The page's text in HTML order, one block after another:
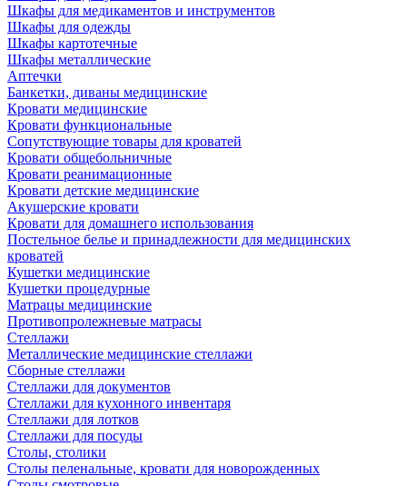
Шкафы для медикаментов и инструментов
Шкафы для одежды
Шкафы картотечные
Шкафы металлические
Аптечки
Банкетки, диваны медицинские
Кровати медицинские
Кровати функциональные
Сопутствующие товары для кроватей
Кровати общебольничные
Кровати реанимационные
Кровати детские медицинские
Акушерские кровати
Кровати для домашнего использования
Постельное белье и принадлежности для медицинских
кроватей
Кушетки медицинские
Кушетки процедурные
Матрацы медицинские
Противопролежневые матрасы
Стеллажи
Металлические медицинские стеллажи
Сборные стеллажи
Стеллажи для документов
Стеллажи для кухонного инвентаря
Стеллажи для лотков
Стеллажи для посуды
Столы, столики
Столы пеленальные, кровати для новорожденных